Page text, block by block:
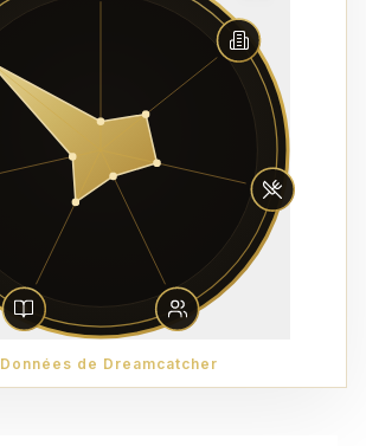
Données de Dreamcatcher